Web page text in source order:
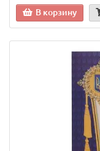
В корзину